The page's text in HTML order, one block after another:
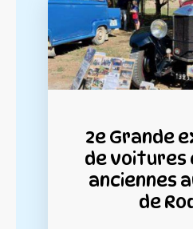
2e Grande
de voitures
anciennes
de